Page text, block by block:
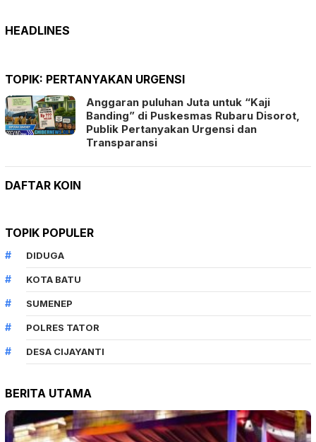
HEADLINES
TOPIK: PERTANYAKAN URGENSI
Anggaran puluhan Juta untuk “Kaji
Banding” di Puskesmas Rubaru Disorot,
Publik Pertanyakan Urgensi dan
Transparansi
DAFTAR KOIN
TOPIK POPULER
DIDUGA
KOTA BATU
SUMENEP
POLRES TATOR
DESA CIJAYANTI
BERITA UTAMA